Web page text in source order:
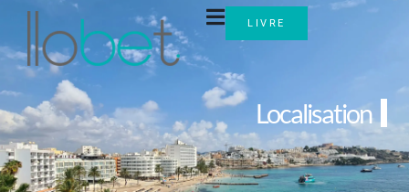
LIVRE
Localisation